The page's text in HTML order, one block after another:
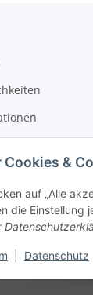
USt., zzgl.
Cookies &
auf „Alle
die Einstellung
Datenschutz